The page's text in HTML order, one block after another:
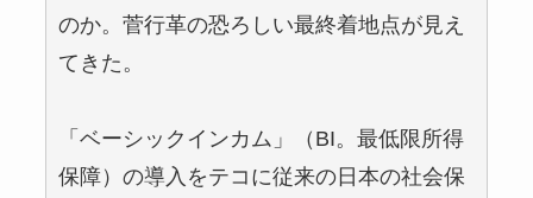
のか。菅行革の恐ろしい最終着地点が見え
てきた。
「ベーシックインカム」（BI。最低限所得
保障）の導入をテコに従来の日本の社会保